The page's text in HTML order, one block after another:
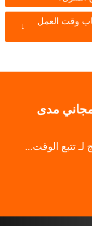
وقت العمل
↓
مدى
تتبع الوقت...